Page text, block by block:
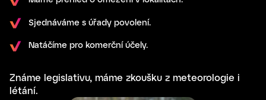
Sjednáváme s úřady povolení.
Natáčíme pro komerční účely.
Známe legislativu, máme zkoušku z meteorologie i
létání.